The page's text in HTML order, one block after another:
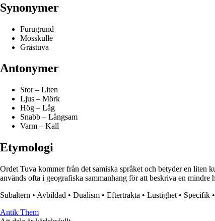
Synonymer
Furugrund
Mosskulle
Grästuva
Antonymer
Stor – Liten
Ljus – Mörk
Hög – Låg
Snabb – Långsam
Varm – Kall
Etymologi
Ordet Tuva kommer från det samiska språket och betyder en liten
används ofta i geografiska sammanhang för att beskriva en mindre
Subaltern • Avbildad • Dualism • Eftertrakta • Lustighet • Specifik •
Antik Them